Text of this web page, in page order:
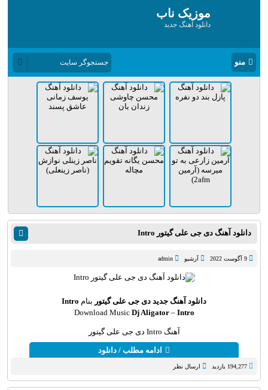
موزیک ناب
دانلود آهنگ جدید
منو
دانلود آهنگ دی جی علی گیتور Intro
9 آگوست 2022 آرشیو admin
دانلود آهنگ جدید دی جی علی گیتور بنام Intro
Download Music Dj Aligator– Intro
آهنگ Intro دی جی علی گیتور
ادامه مطلب / دانلود
194,277 بازدید ارسال نظر